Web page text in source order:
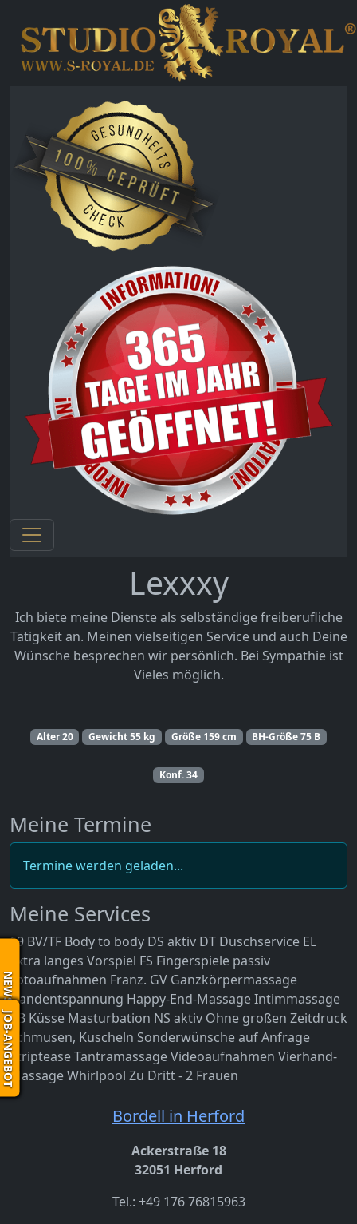
Lexxxy
Ich biete meine Dienste als selbständige freiberufliche
Tätigkeit an. Meinen vielseitigen Service und auch Deine
Wünsche besprechen wir persönlich. Bei Sympathie ist
Vieles möglich.
Alter20 Gewicht55 kg Größe 159 cm BH-Größe75 B
Konf.34
Meine Termine
Termine werden geladen...
Meine Services
69 BV/TF Body to body DS aktiv DT Duschservice EL
Extra langes Vorspiel FS Fingerspiele passiv
Fotoaufnahmen Franz. GV Ganzkörpermassage
Handentspannung Happy-End-MassageIntimmassage
KB Küsse Masturbation NS aktiv Ohne großen Zeitdruck
Schmusen, Kuscheln Sonderwünsche auf Anfrage
StripteaseTantramassageVideoaufnahmen Vierhand-
MassageWhirlpool Zu Dritt - 2 Frauen
Bordell in Herford
Ackerstraße 18
32051 Herford
Tel.: +49 176 76815963
NEWS
JOB-ANGEBOT